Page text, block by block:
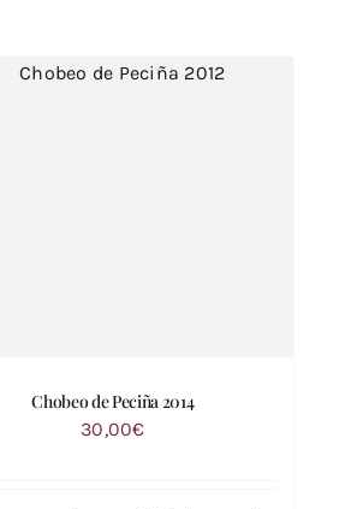
Chobeo de Peciña 2014
30,00€